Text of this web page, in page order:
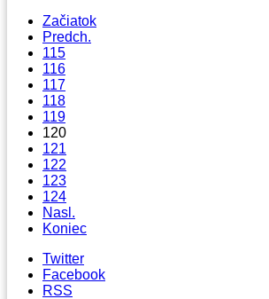
Začiatok
Predch.
115
116
117
118
119
120
121
122
123
124
Nasl.
Koniec
Twitter
Facebook
RSS